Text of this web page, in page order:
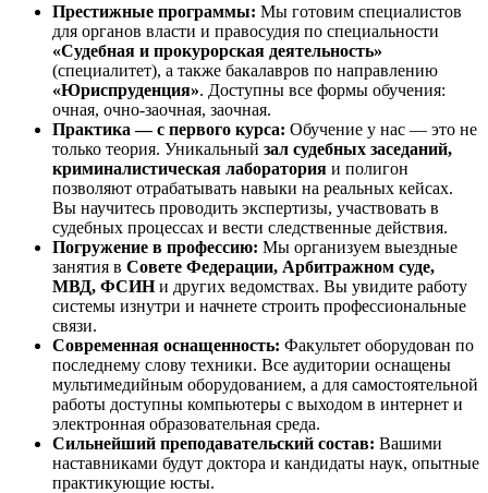
Престижные программы: Мы готовим специалистов
для органов власти и правосудия по специальности
«Судебная и прокурорская деятельность»
(специалитет), а также бакалавров по направлению
«Юриспруденция». Доступны все формы обучения:
очная, очно-заочная, заочная.
Практика — с первого курса: Обучение у нас — это не
только теория. Уникальный зал судебных заседаний,
криминалистическая лаборатория и полигон
позволяют отрабатывать навыки на реальных кейсах.
Вы научитесь проводить экспертизы, участвовать в
судебных процессах и вести следственные действия.
Погружение в профессию: Мы организуем выездные
занятия в Совете Федерации, Арбитражном суде,
МВД, ФСИНи других ведомствах. Вы увидите работу
системы изнутри и начнете строить профессиональные
связи.
Современная оснащенность: Факультет оборудован по
последнему слову техники. Все аудитории оснащены
мультимедийным оборудованием, а для самостоятельной
работы доступны компьютеры с выходом в интернет и
электронная образовательная среда.
Сильнейший преподавательский состав: Вашими
наставниками будут доктора и кандидаты наук, опытные
практикующие юсты.